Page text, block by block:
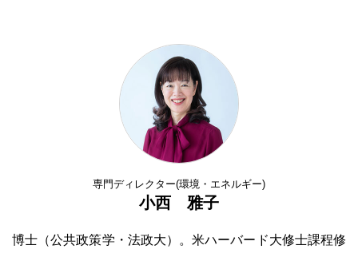
専門ディレクター(環境・エネルギー)
小西 雅子
博士（公共政策学・法政大）。米ハーバード大修士課程修